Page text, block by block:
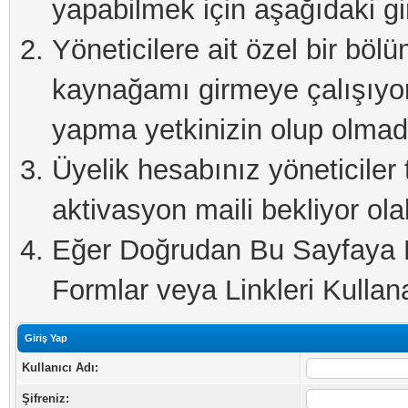
yapabilmek için aşağıdaki
Yöneticilere ait özel bir
kaynağamı girmeye
yapma yetkinizin olup
Üyelik hesabınız
aktivasyon maili bekliyor
Eğer Doğrudan Bu
Formlar veya Linkleri
Giriş Yap
Kullanıcı Adı:
Şifreniz: